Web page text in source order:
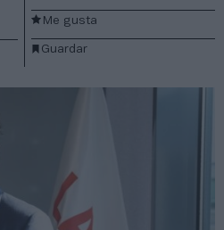
Guardar
Me gusta